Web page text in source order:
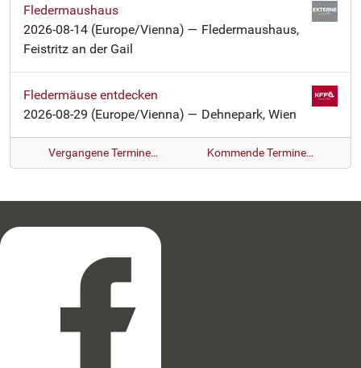
Fledermaushaus
2026-08-14 (Europe/Vienna) — Fledermaushaus,
Feistritz an der Gail
Fledermäuse entdecken
2026-08-29 (Europe/Vienna) — Dehnepark, Wien
Vergangene Termine… Kommende Termine…